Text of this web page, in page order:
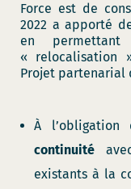
Force est de
2022 a apporté
en permettant
« relocalisation
Projet partenarial
À l’obligation
continuité
existants à la